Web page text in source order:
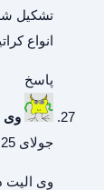
تشکیل
انواع
پاسخ
وی
جولای 25, 2026 در 1:47 ب.ظ
وی الیت